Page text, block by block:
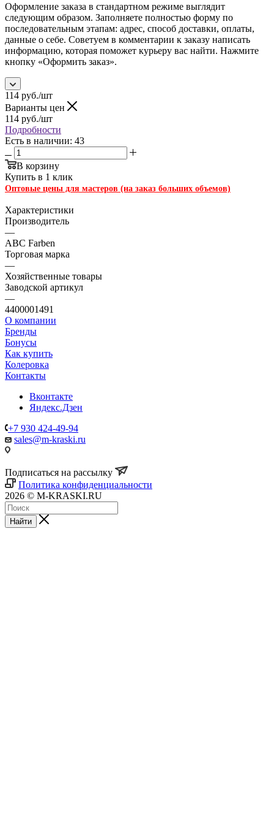
Оформление заказа в стандартном режиме выглядит
следующим образом. Заполняете полностью форму по
последовательным этапам: адрес, способ доставки, оплаты,
данные о себе. Советуем в комментарии к заказу написать
информацию, которая поможет курьеру вас найти. Нажмите
кнопку «Оформить заказ».
114 руб./шт
Варианты цен
114 руб./шт
Подробности
Есть в наличии: 43
В корзину
Купить в 1 клик
Оптовые цены для мастеров (на заказ больших объемов)
Характеристики
Производитель
—
ABC Farben
Торговая марка
—
Хозяйственные товары
Заводской артикул
—
4400001491
О компании
Бренды
Бонусы
Как купить
Колеровка
Контакты
Вконтакте
Яндекс.Дзен
+7 930 424-49-94
sales@m-kraski.ru
Подписаться на рассылку
Политика конфиденциальности
2026 © M-KRASKI.RU
Найти